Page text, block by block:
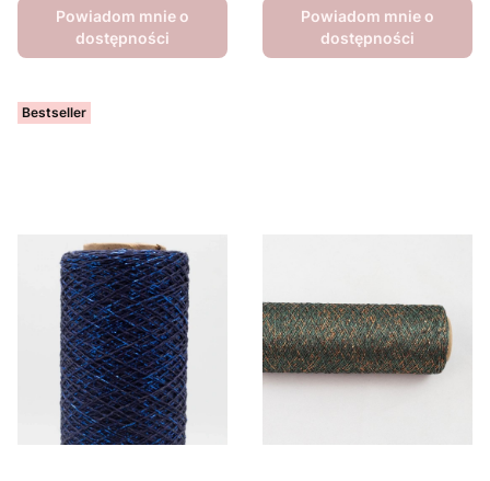
Powiadom mnie o
dostępności
Powiadom mnie o
dostępności
Bestseller